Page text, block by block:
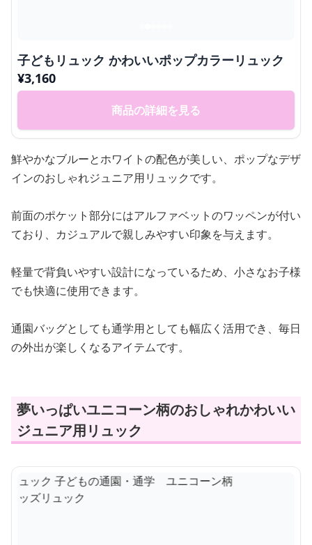
子どもリュック かわいいポップカラーリュック
¥3,160
商品の詳細を見る
鮮やかなブルーとホワイトの配色が美しい、ポップなデザ
インのおしゃれジュニア用リュックです。
前面のポケット部分にはアルファベットのワッペンが付い
ており、カジュアルで親しみやすい印象を与えます。
軽量で背負いやすい設計になっているため、小さなお子様
でも快適に使用できます。
通園バッグとしても通学用としても幅広く活用でき、毎日
の外出が楽しくなるアイテムです。
夢いっぱいユニコーン柄のおしゃれかわいい
ジュニア用リュック